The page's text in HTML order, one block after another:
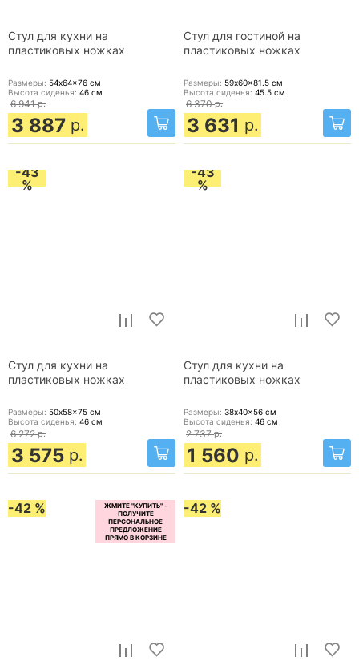
Стул для кухни на
пластиковых ножках
Размеры: 54x64x76 см
Высота сиденья: 46 см
6 941 р.
3 887 р.
Стул для гостиной на
пластиковых ножках
Размеры: 59x60x81.5 см
Высота сиденья: 45.5 см
6 370 р.
3 631 р.
-43
%
Стул для кухни на
пластиковых ножках
Размеры: 50x58x75 см
Высота сиденья: 46 см
6 272 р.
3 575 р.
-43
%
Стул для кухни на
пластиковых ножках
Размеры: 38x40x56 см
Высота сиденья: 46 см
2 737 р.
1 560 р.
-42 % -42 %